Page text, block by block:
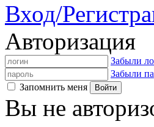
Вход/
Авторизация
Забыли
Забыли
Запомнить меня
Вы не